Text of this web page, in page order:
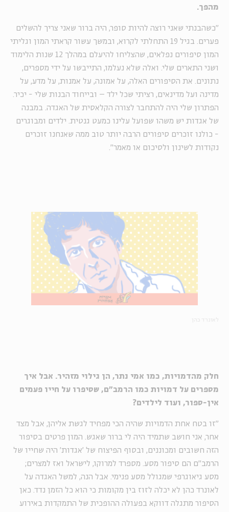
מהפך.
"כשהבנתי שאני רוצה להיות סופר, היה ברור שאני צריך להשלים
פערים. בגיל 19 התחלתי לקרוא, ובמשך עשור קראתי המון וגליתי
המון סיפורים נפלאים, שהצליחו להיעלם במהלך 12 שנות הלימוד
ושני התארים שלי. ואלה שלא נעלמו, התייבשו על ידי מספרים,
נתונים. את הסיפורים האלה, על אמונה, על אמנות, על מדע, על
מדינה ועל מדינאים, רציתי שכל ילד – ובייחוד הבנות שלי - יכיר.
הפתרון שלי היה להתחבר לצורה הקלאסית של האגדה. במבנה
של אגדות יש משהו שפועל עלינו כמעט גנטית. ילדים ומבוגרים
- כולנו זוכרים סיפורים הרבה יותר טוב ממה שאנחנו זוכרים
נקודות לשינון ולסיכום או מאמר".
חלק מהדמויות, כמו אמי נתר, הן גילוי מזהיר. אבל איך
מספרים על דמויות כמו הרמב"ם, שסיפרו על חייו פעמים
אין-ספור, ועוד לילדים?
"זו בטח אחת הדמויות שהיה הכי מפחיד לגשת אליהן, אבל מצד
אחר, אני חושב שתמיד היה לי ברור שאגש. המון פרטים בסיפור
הזה חשובים ומכוננים, ובסוף הפיצוח של 'אגדות' היה שחייו של
הרמב"ם הם סיפור מסע. מספרד למרוקו, לישראל ואז למצרים;
מסע גיאוגרפי שמגולל מסע פנימי. אבל הנה, למשל האגדה על
לאונרד כהן לא יכלה לזוז בין מקומות כי הוא כל הזמן נדד. כאן
הסיפור מתגלה דווקא בפעולה ההופכית של התמקדות באירוע